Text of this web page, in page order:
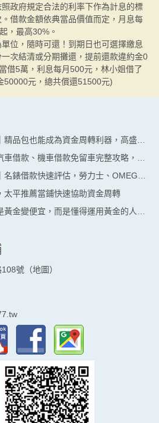
政府規定合法的利率下作為計息的標
借款金額依典當品價值而定，月息每
，最高30%。
位，隨時可還！到期日也可選擇繳息
次結清或分期攤還，提前還款違約金0
借5萬，利息每月500元，林小姐借了
50000元，總共償還51500元)
為資金周轉利器，高盛當舖專業估價，快速安心借款
借款免留車完整攻略，資金周轉也能保有日常生活｜
款快速評估，勞力士、OMEGA、Cartier、RO
太平推薦當鋪快速協助資金周轉
宜，而是懂得運用黃金的人，替自己留下更多
號（地圖）